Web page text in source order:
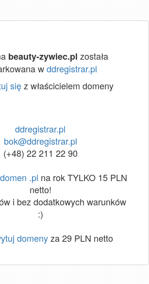
beauty-zywiec.pl została
wddregistrar.pl
sięz właścicielem domeny
ddregistrar.pl
bok@ddregistrar.pl
(+48) 22 211 22 90
.pl na rok TYLKO 15 PLN
netto!
i bez dodatkowych warunków
:)
domenyza 29 PLN netto